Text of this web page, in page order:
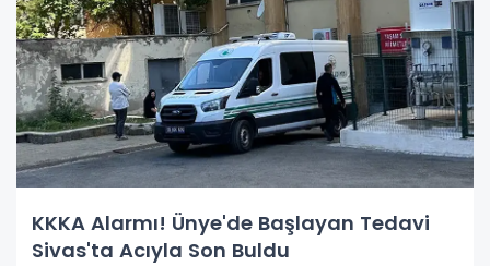
KKKA Alarmı! Ünye'de Başlayan Tedavi
Sivas'ta Acıyla Son Buldu